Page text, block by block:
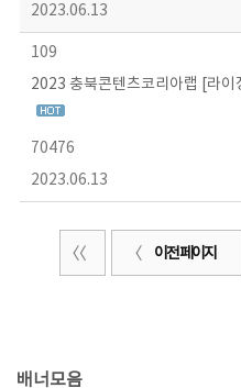
2023.06.13
109
2023 충북콘텐츠코리아랩 [라
70476
2023.06.13
이전 페이지
배너모음